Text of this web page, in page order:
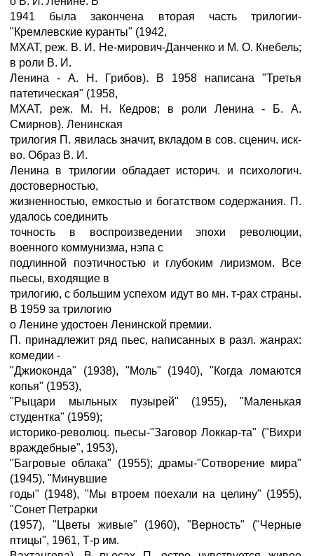
1941 была закончена вторая часть трилогии-
"Кремлевские куранты" (1942,
МХАТ, реж. В. И. Не-мирович-Данченко и М. О. Кнебель;
в роли В. И.
Ленина - А. Н. Грибов). В 1958 написана "Третья
патетическая" (1958,
МХАТ, реж. М. Н. Кедров; в роли Ленина - Б. А.
Смирнов). Ленинская
трилогия П. явилась значит, вкладом в сов. сценич. иск-
во. Образ В. И.
Ленина в трилогии обладает историч. и психологич.
достоверностью,
жизненностью, емкостью и богатством содержания. П.
удалось соединить
точность в воспроизведении эпохи революции,
военного коммунизма, нэпа с
подлинной поэтичностью и глубоким лиризмом. Все
пьесы, входящие в
трилогию, с большим успехом идут во мн. т-рах страны.
В 1959 за трилогию
о Ленине удостоен Ленинской премии.
П. принадлежит ряд пьес, написанных в разл. жанрах:
комедии -
"Джиоконда" (1938), "Моль" (1940), "Когда ломаются
копья" (1953),
"Рыцари мыльных пузырей" (1955), "Маленькая
студентка" (1959);
историко-революц. пьесы-"Заговор Локкар-та" ("Вихри
враждебные", 1953),
"Багровые облака" (1955); драмы-"Сотворение мира"
(1945), "Минувшие
годы" (1948), "Мы втроем поехали на целину" (1955),
"Сонет Петрарки
(1957), "Цветы живые" (1960), "Верность" ("Черные
птицы", 1961, Т-р им.